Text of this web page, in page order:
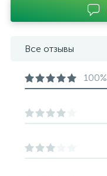
Все отзывы
100%